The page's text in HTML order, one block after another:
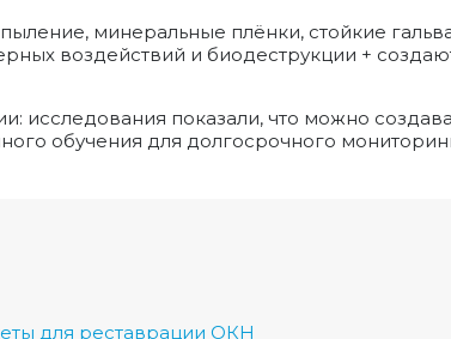
минеральные плёнки, стойкие
воздействий и биодеструкции +
исследования показали, что можно
обучения для долгосрочного
для реставрации ОКН